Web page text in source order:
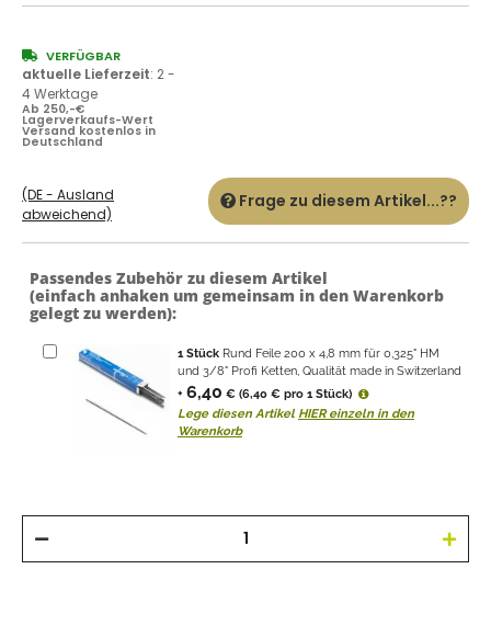
VERFÜGBAR
aktuelle Lieferzeit: 2 -
4 Werktage
Ab 250,-€
Lagerverkaufs-Wert
Versand kostenlos in
Deutschland
(DE - Ausland
abweichend)
Frage zu diesem Artikel...??
Passendes Zubehör zu diesem Artikel
(einfach anhaken um gemeinsam in den Warenkorb
gelegt zu werden):
1 Stück Rund Feile 200 x 4,8 mm für 0,325" HM
und 3/8" Profi Ketten, Qualität made in Switzerland
+ 6,40 € (6,40 € pro 1 Stück)
Lege diesen Artikel HIER einzeln in den
Warenkorb